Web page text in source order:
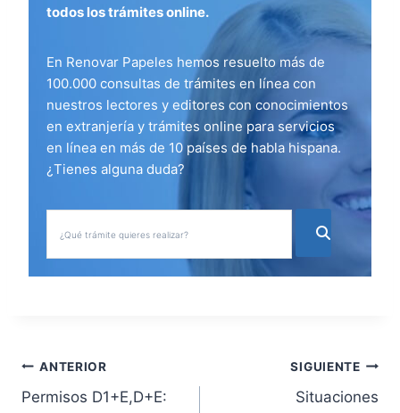
todos los trámites online.
En Renovar Papeles hemos resuelto más de
100.000 consultas de trámites en línea con
nuestros lectores y editores con conocimientos
en extranjería y trámites online para servicios
en línea en más de 10 países de habla hispana.
¿Tienes alguna duda?
N ANTERIOR
Permisos D1+E,D+E:
SIGUIENTE
Situaciones